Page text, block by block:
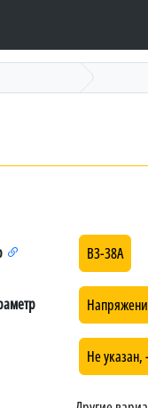
В3-38А
Не указан, -